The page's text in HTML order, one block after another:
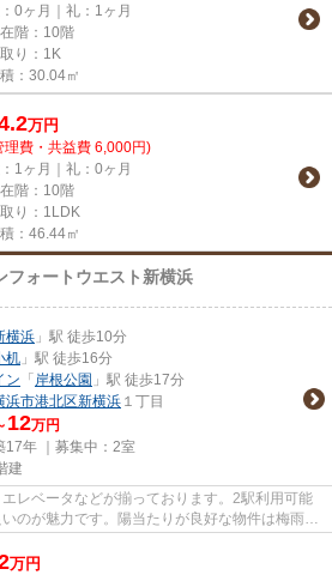
0ヶ月｜礼：1ヶ月
階：10階
り：1K
：30.04㎡
万円
理費・共益費 6,000円)
1ヶ月｜礼：0ヶ月
階：10階
り：1LDK
：46.44㎡
フォートウエスト新横浜
横浜 」駅 徒歩10分
机 」駅 徒歩16分
ン 「 岸根公園 」駅 徒歩17分
浜市港北区新横浜 １丁目
12万円
年 ｜募集中： 2室
建
レベータなどが揃っております。2駅利用可能
のが魅力です。陽当たりが良好な物件は梅雨時
万円